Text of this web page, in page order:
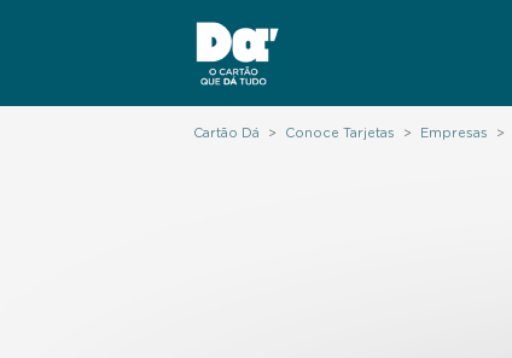
Cartão Dá > Conoce Tarjetas > Empresas >